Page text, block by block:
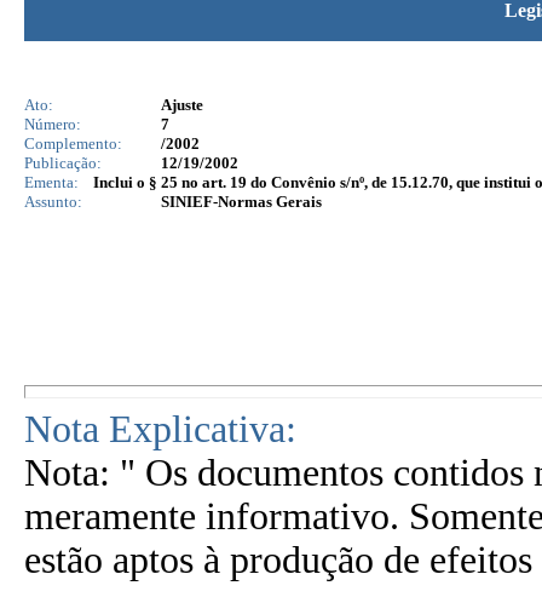
Ato:
Ajuste
Número:
7
Complemento:
/2002
Publicação:
12/19/2002
Ementa:
Inclui o § 25 no art. 19 do Convênio s/nº, de 15.12.70, que
Assunto:
SINIEF-Normas Gerais
Nota Explicativa:
Nota: " Os documentos contidos
meramente informativo.
estão aptos à produção de